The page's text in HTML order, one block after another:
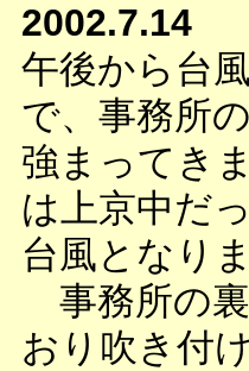
2002.7.14
午後から台
で、事務所
強まってき
は上京中だ
台風となり
事務所の
おり吹き付